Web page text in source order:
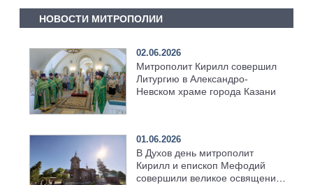
соборе Московского Кремля
НОВОСТИ МИТРОПОЛИИ
02.06.2026
Митрополит Кирилл совершил
Литургию в Александро-
Невском храме города Казани
01.06.2026
В Духов день митрополит
Кирилл и епископ Мефодий
совершили великое освящение